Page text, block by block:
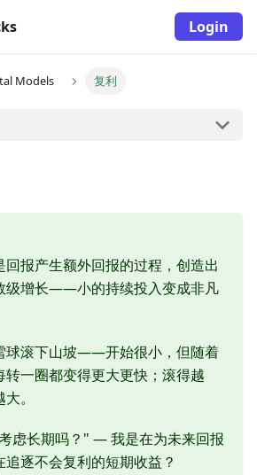
Login
Models 复利
回报产生额外回报的过程，创造出
级增长——小的持续投入变成非凡
球滚下山坡——开始很小，但随着
转一圈都变得更大更快；滚得越
。
虑长期吗？" — 我是在为未来回报
逐不会复利的短期收益？